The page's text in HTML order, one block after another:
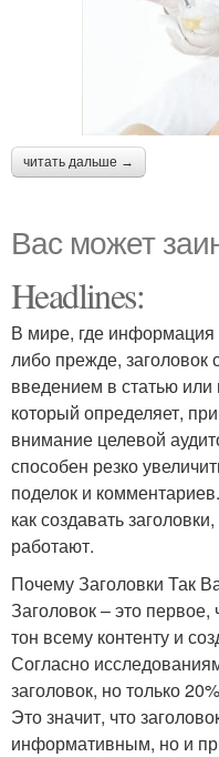
читать дальше →
Вас может
Headlines:
В мире, где информация
либо прежде, заголовок
введением в статью
который определяет,
внимание целевой
способен резко
поделок и
как создавать
работают.
Почему Заголовки Так
Заголовок – это первое,
тон всему контенту и
Согласно
заголовок, но только
Это значит, что
информативным, но и